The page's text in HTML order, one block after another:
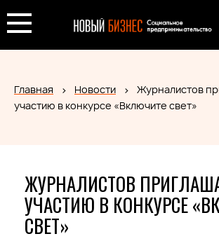
Главная Новости
Журналистов
участию в конкурсе «Включите свет»
ЖУРНАЛИСТОВ
УЧАСТИЮ В КОНКУРСЕ
СВЕТ»